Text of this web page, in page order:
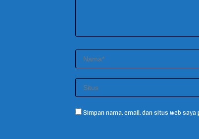
Simpan nama, email, dan situs web